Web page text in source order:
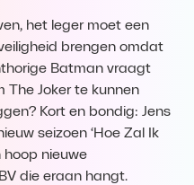
het leger moet een
brengen omdat
Batman vraagt
The Joker te kunnen
Kort en bondig: Jens
seizoen ‘Hoe Zal Ik
hoop nieuwe
die eraan hangt.